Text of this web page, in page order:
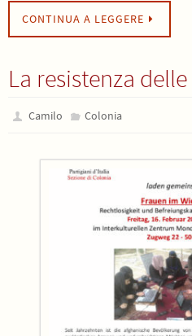
CONTINUA A LEGGERE
La resistenza
Camilo Colonia